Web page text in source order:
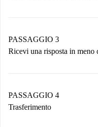
non accetta.
PASSAGGIO 3
Ricevi una risposta in meno
contatto con il
Se rifiutata: non ti
PASSAGGIO 4
Trasferimento